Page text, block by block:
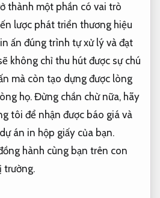
thành một phần có vai trò
lược phát triển thương hiệu
ấn đúng trình tự xử lý và đạt
không chỉ thu hút được sự chú
mà còn tạo dựng được lòng
họ. Đừng chần chừ nữa, hãy
tôi để nhận được báo giá và
án in hộp giấy của bạn.
hành cùng bạn trên con
trường.